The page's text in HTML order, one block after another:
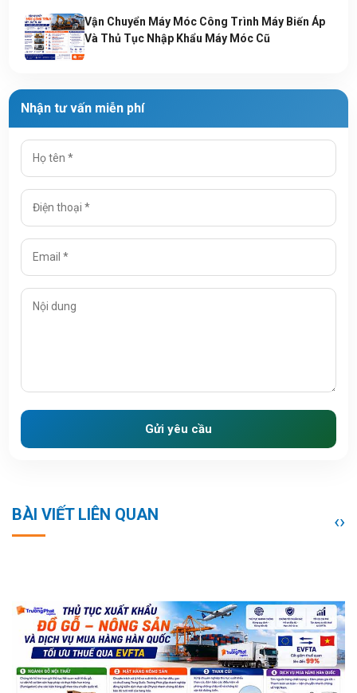
Vận Chuyển Máy Móc Công Trình Máy Biến Áp
Và Thủ Tục Nhập Khẩu Máy Móc Cũ
Nhận tư vấn miễn phí
Gửi yêu cầu
BÀI VIẾT LIÊN QUAN ‹›